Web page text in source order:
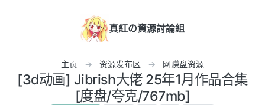
真紅の資源討論組
主页 资源发布区 网赚盘资源
[3d动画] Jibrish大佬 25年1月作品合集
[度盘/夸克/767mb]